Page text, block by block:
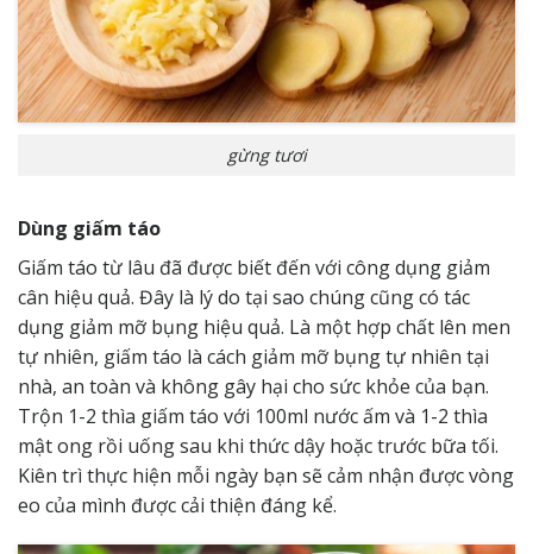
gừng tươi
Dùng giấm táo
Giấm táo từ lâu đã được biết đến với công dụng giảm
cân hiệu quả. Đây là lý do tại sao chúng cũng có tác
dụng giảm mỡ bụng hiệu quả. Là một hợp chất lên men
tự nhiên, giấm táo là cách giảm mỡ bụng tự nhiên tại
nhà, an toàn và không gây hại cho sức khỏe của bạn.
Trộn 1-2 thìa giấm táo với 100ml nước ấm và 1-2 thìa
mật ong rồi uống sau khi thức dậy hoặc trước bữa tối.
Kiên trì thực hiện mỗi ngày bạn sẽ cảm nhận được vòng
eo của mình được cải thiện đáng kể.